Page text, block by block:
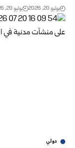
يوليو 20, 2026 يوليو 20, 2026
دولي